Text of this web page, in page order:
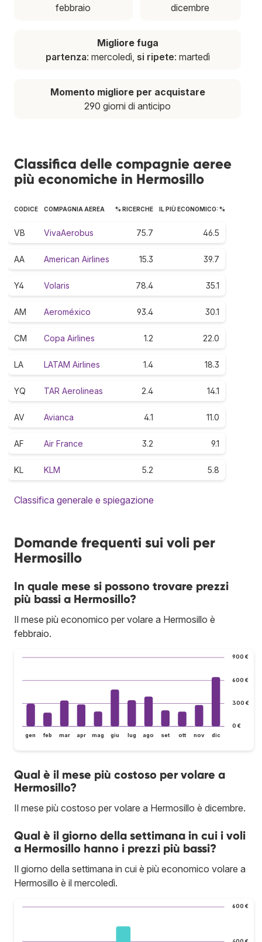
febbraio
dicembre
Migliore fuga
partenza: mercoledì, si ripete: martedì
Momento migliore per acquistare
290 giorni di anticipo
Classifica delle compagnie aeree
più economiche in Hermosillo
CODICE COMPAGNIA AEREA % RICERCHE IL PIÙ ECONOMICO: %
VB VivaAerobus 75.7 46.5
AA American Airlines 15.3 39.7
Y4 Volaris 78.4 35.1
AM Aeroméxico 93.4 30.1
CM Copa Airlines 1.2 22.0
LA LATAM Airlines 1.4 18.3
YQ TAR Aerolineas 2.4 14.1
AV Avianca 4.1 11.0
AF Air France 3.2 9.1
KL KLM 5.2 5.8
Classifica generale e spiegazione
Domande frequenti sui voli per
Hermosillo
In quale mese si possono trovare prezzi
più bassi a Hermosillo?
Il mese più economico per volare a Hermosillo è
febbraio.
0 €
300 €
600 €
900 €
gen feb mar apr mag giu lug ago set ott nov dic
Qual è il mese più costoso per volare a
Hermosillo?
Il mese più costoso per volare a Hermosillo è dicembre.
Qual è il giorno della settimana in cui i voli
a Hermosillo hanno i prezzi più bassi?
Il giorno della settimana in cui è più economico volare a
Hermosillo è il mercoledì.
600 €